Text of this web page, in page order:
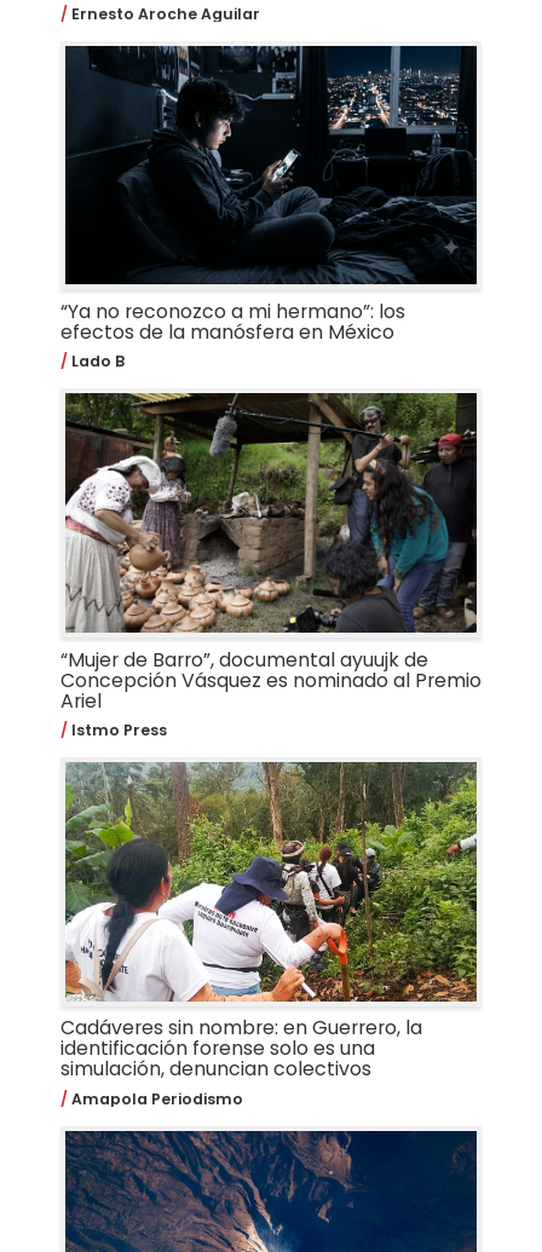
Ernesto Aroche Aguilar
“Ya no reconozco a mi hermano”: los
efectos de la manósfera en México
Lado B
“Mujer de Barro”, documental ayuujk de
Concepción Vásquez es nominado al Premio
Ariel
Istmo Press
Cadáveres sin nombre: en Guerrero, la
identificación forense solo es una
simulación, denuncian colectivos
Amapola Periodismo